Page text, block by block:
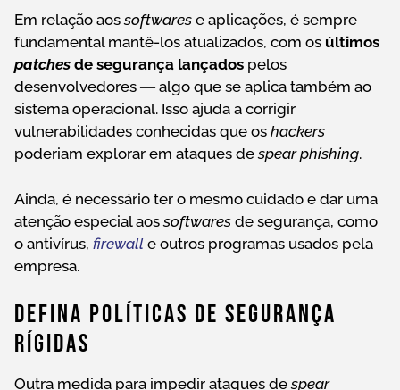
Em relação aossoftwares e aplicações, é sempre
fundamental mantê-los atualizados, com os últimos
patches de segurança lançados pelos
desenvolvedores ― algo que se aplica também ao
sistema operacional. Isso ajuda a corrigir
vulnerabilidades conhecidas que os hackers
poderiam explorar em ataques despear phishing.
Ainda, é necessário ter o mesmo cuidado e dar uma
atenção especial aossoftwares de segurança, como
o antivírus, firewall e outros programas usados pela
empresa.
Defina Políticas De Segurança
Rígidas
Outra medida para impedir ataques despear